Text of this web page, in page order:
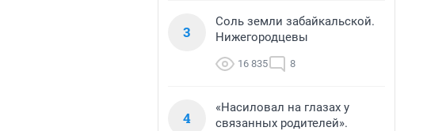
3
Соль земли забайкальской.
Нижегородцевы
16 835 8
4
«Насиловал на глазах у
связанных родителей».